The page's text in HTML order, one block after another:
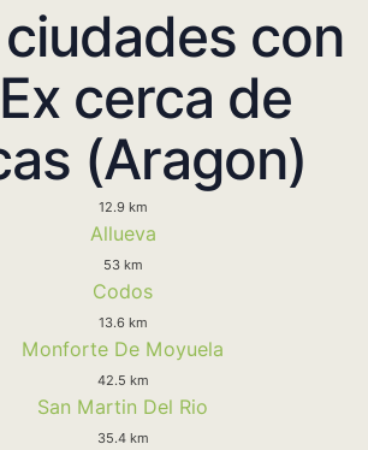
con
cerca de
(Aragon)
12.9 km
Allueva
53 km
Codos
13.6 km
Monforte De Moyuela
42.5 km
San Martin Del Rio
35.4 km